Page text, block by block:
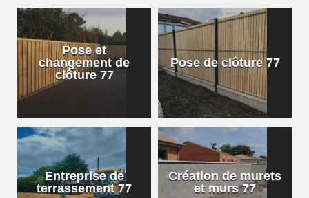
Pose et
changement de
clôture 77
Pose de clôture 77
Entreprise de
terrassement 77
Création de murets
et murs 77